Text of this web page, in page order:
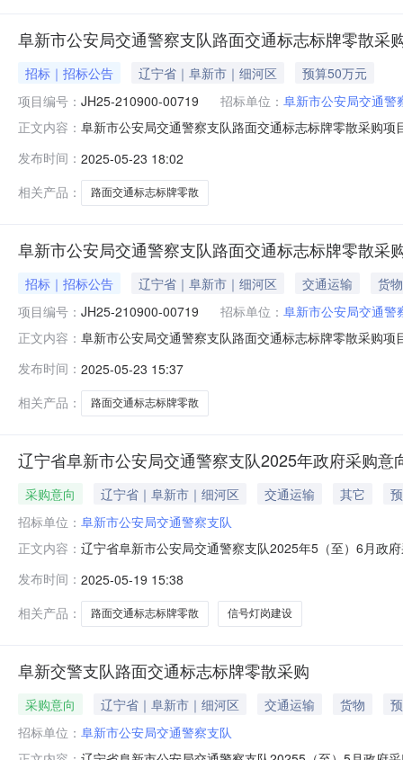
阜新市公安局交通警察支队路面交通标志标牌零散采
招标｜招标公告 辽宁省｜阜新市｜细河区
预算50万元
项目编号： JH25-210900-00719 招标单位： 阜新市公安局交通警
正文内容： 阜新市公安局交通警察支队路面交通标志标牌零散采购
00分（北京时间）前提交响应文件。一、项目基本情况
判包组编
发布时间： 2025-05-23 18:02
相关产品：
路面交通标志标牌零散
阜新市公安局交通警察支队路面交通标志标牌零散采
招标｜招标公告 辽宁省｜阜新市｜细河区 交通运输
货物
项目编号： JH25-210900-00719 招标单位： 阜新市公安局交通警
正文内容： 阜新市公安局交通警察支队路面交通标志标牌零散采购
提交响应文件。一、项目基本情况项目编号：JH25-
金额（元
发布时间： 2025-05-23 15:37
相关产品：
路面交通标志标牌零散
辽宁省阜新市公安局交通警察支队2025年政府采购意
采购意向 辽宁省｜阜新市｜细河区 交通运输 其它
招标单位： 阜新市公安局交通警察支队
正文内容： 辽宁省阜新市公安局交通警察支队2025年5（至）6月政
发布日期1阜新交警支队路面交通标志标牌零散采购阜新
区5个路口信号灯岗建设
发布时间： 2025-05-19 15:38
相关产品：
路面交通标志标牌零散 信号灯岗建设
阜新交警支队路面交通标志标牌零散采购
采购意向 辽宁省｜阜新市｜细河区 交通运输 货物
招标单位： 阜新市公安局交通警察支队